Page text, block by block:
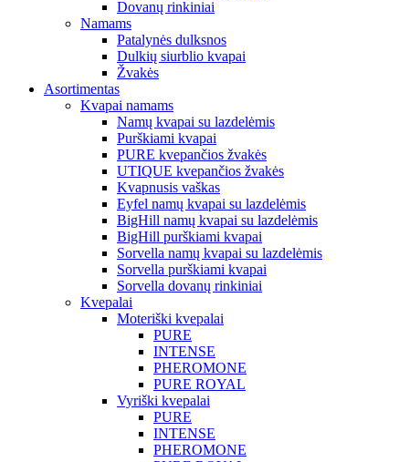
Dovanų rinkiniai
Namams
Patalynės dulksnos
Dulkių siurblio kvapai
Žvakės
Asortimentas
Kvapai namams
Namų kvapai su lazdelėmis
Purškiami kvapai
PURE kvepančios žvakės
UTIQUE kvepančios žvakės
Kvapnusis vaškas
Eyfel namų kvapai su lazdelėmis
BigHill namų kvapai su lazdelėmis
BigHill purškiami kvapai
Sorvella namų kvapai su lazdelėmis
Sorvella purškiami kvapai
Sorvella dovanų rinkiniai
Kvepalai
Moteriški kvepalai
PURE
INTENSE
PHEROMONE
PURE ROYAL
Vyriški kvepalai
PURE
INTENSE
PHEROMONE